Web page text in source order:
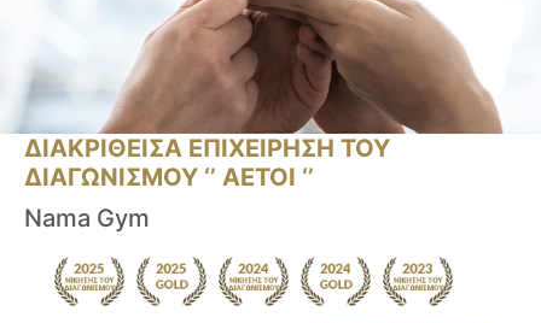
ΔΙΑΚΡΙΘΕΙΣΑ ΕΠΙΧΕΙΡΗΣΗ ΤΟΥ
ΔΙΑΓΩΝΙΣΜΟΥ ‘’ ΑΕΤΟΙ ‘’
Nama Gym